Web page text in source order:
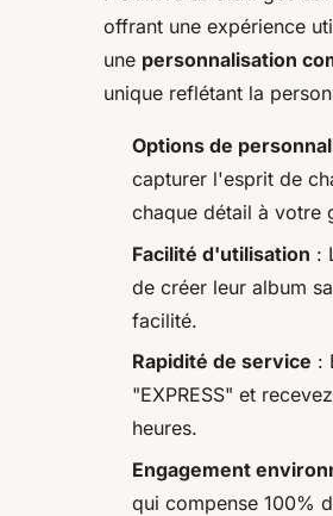
offrant une expérience
une personnalisation
unique reflétant la
Options de
capturer l'esprit de
chaque détail à votre
Facilité d'utilisation :
de créer leur album
facilité.
Rapidité de service :
"EXPRESS" et
heures.
Engagement
qui compense 100%